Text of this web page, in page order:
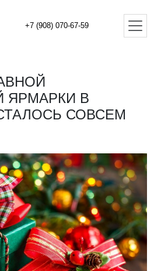
+7 (908) 070-67-59
ЯРМАРКИ В
СОВСЕМ